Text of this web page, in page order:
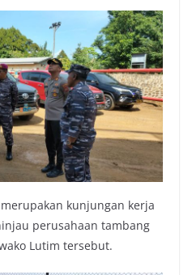
kunjungan kerja
perusahaan tambang
Lutim tersebut.